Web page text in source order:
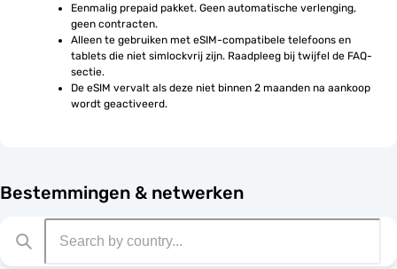
Eenmalig prepaid pakket. Geen automatische verlenging,
geen contracten.
Alleen te gebruiken met eSIM-compatibele telefoons en
tablets die niet simlockvrij zijn. Raadpleeg bij twijfel de FAQ-
sectie.
De eSIM vervalt als deze niet binnen 2 maanden na aankoop
wordt geactiveerd.
Bestemmingen & netwerken